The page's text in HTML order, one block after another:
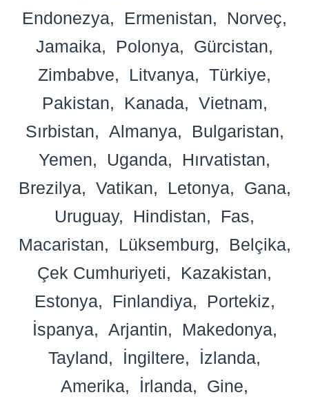
Endonezya
Ermenistan
Norveç
Jamaika
Polonya
Gürcistan
Zimbabve
Litvanya
Türkiye
Pakistan
Kanada
Vietnam
Sırbistan
Almanya
Bulgaristan
Yemen
Uganda
Hırvatistan
Brezilya
Vatikan Letonya
Gana
Uruguay
Hindistan
Fas
Macaristan
Lüksemburg
Belçika
Çek Cumhuriyeti
Kazakistan
Estonya
Finlandiya
Portekiz
İspanya
Arjantin
Makedonya
Tayland
İngiltere
İzlanda
Amerika
İrlanda Gine